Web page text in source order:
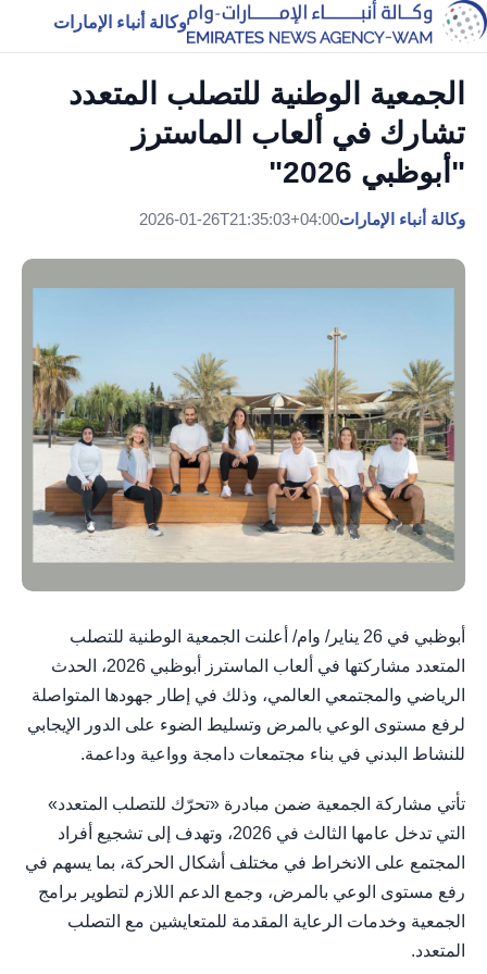
وكالة أنباء الإمارات
الجمعية الوطنية للتصلب المتعدد
تشارك في ألعاب الماسترز
"أبوظبي 2026"
وكالة أنباء الإمارات2026-01-26T21:35:03+04:00
أبوظبي في 26 يناير/ وام/ أعلنت الجمعية الوطنية للتصلب
المتعدد مشاركتها في ألعاب الماسترز أبوظبي 2026، الحدث
الرياضي والمجتمعي العالمي، وذلك في إطار جهودها المتواصلة
لرفع مستوى الوعي بالمرض وتسليط الضوء على الدور الإيجابي
للنشاط البدني في بناء مجتمعات دامجة وواعية وداعمة.
تأتي مشاركة الجمعية ضمن مبادرة «تحرّك للتصلب المتعدد»
التي تدخل عامها الثالث في 2026، وتهدف إلى تشجيع أفراد
المجتمع على الانخراط في مختلف أشكال الحركة، بما يسهم في
رفع مستوى الوعي بالمرض، وجمع الدعم اللازم لتطوير برامج
الجمعية وخدمات الرعاية المقدمة للمتعايشين مع التصلب
المتعدد.